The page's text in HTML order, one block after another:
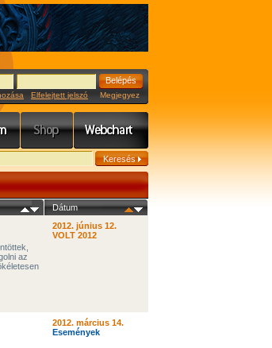
Elfelejtett jelszó Megjegyez
Dátum
az
2012. június 12.
VOLT 2012
2012. március 14.
Események